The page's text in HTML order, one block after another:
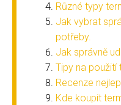
Různé typy
Jak vybrat
potřeby.
Jak správně
Tipy na
Recenze
Kde koupit